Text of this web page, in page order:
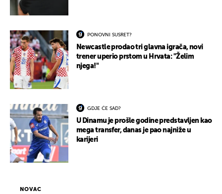
PONOVNI SUSRET?
Newcastle prodao tri glavna igrača, novi
trener uperio prstom u Hrvata: "Želim
njega!"
GDJE ĆE SAD?
U Dinamu je prošle godine predstavljen kao
mega transfer, danas je pao najniže u
karijeri
NOVAC